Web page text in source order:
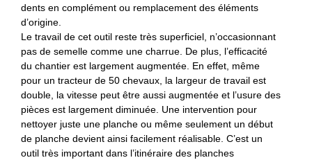
dents en complément ou remplacement des éléments
d’origine.
Le travail de cet outil reste très superficiel, n’occasionnant
pas de semelle comme une charrue. De plus, l’efficacité
du chantier est largement augmentée. En effet, même
pour un tracteur de 50 chevaux, la largeur de travail est
double, la vitesse peut être aussi augmentée et l’usure des
pièces est largement diminuée. Une intervention pour
nettoyer juste une planche ou même seulement un début
de planche devient ainsi facilement réalisable. C’est un
outil très important dans l’itinéraire des planches